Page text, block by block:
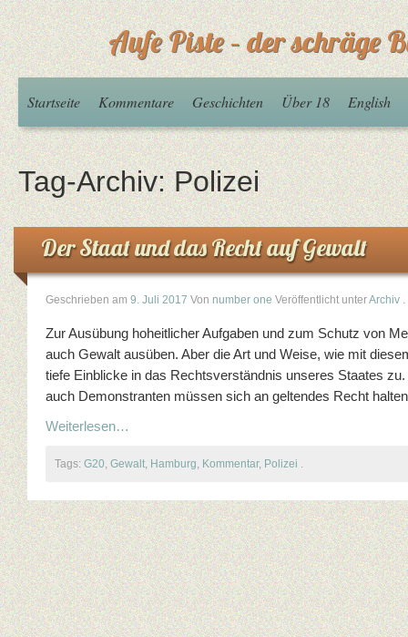
Aufe Piste – der schräge
Startseite Kommentare Geschichten Über 18 English
Tag-Archiv:Polizei
Der Staat und das Recht auf Gewalt
Geschrieben am 9. Juli 2017 Von number one Veröffentlicht unterArchiv .
Zur Ausübung hoheitlicher Aufgaben und zum Schutz von
auch Gewalt ausüben. Aber die Art und Weise, wie mit
tiefe Einblicke in das Rechtsverständnis unseres Staates
auch Demonstranten müssen sich an geltendes Recht
Weiterlesen…
Tags: G20, Gewalt, Hamburg, Kommentar, Polizei .